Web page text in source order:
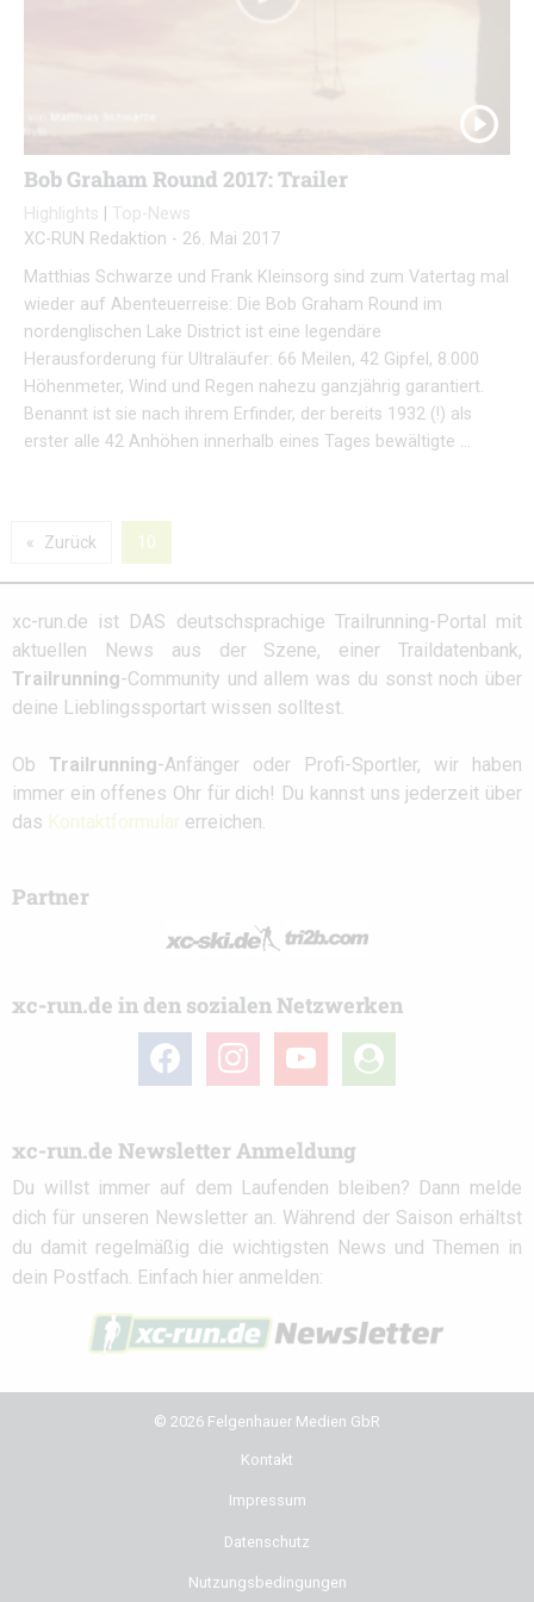
Bob Graham Round 2017: Trailer
Highlights
Top-News
XC-RUN Redaktion - 26. Mai 2017
Matthias Schwarze und Frank Kleinsorg sind zum Vatertag mal
wieder auf Abenteuerreise: Die Bob Graham Round im
nordenglischen Lake District ist eine legendäre
Herausforderung für Ultraläufer: 66 Meilen, 42 Gipfel, 8.000
Höhenmeter, Wind und Regen nahezu ganzjährig garantiert.
Benannt ist sie nach ihrem Erfinder, der bereits 1932 (!) als
erster alle 42 Anhöhen innerhalb eines Tages bewältigte …
Zurück 10
xc-run.de ist DAS deutschsprachige Trailrunning-Portal mit
aktuellen News aus der Szene, einer Traildatenbank,
Trailrunning-Community und allem was du sonst noch über
deine Lieblingssportart wissen solltest.
Ob Trailrunning-Anfänger oder Profi-Sportler, wir haben
immer ein offenes Ohr für dich! Du kannst uns jederzeit über
das Kontaktformular erreichen.
Partner
xc-run.de in den sozialen Netzwerken
facebook instagram youtube
user-
circle
xc-run.de Newsletter Anmeldung
Du willst immer auf dem Laufenden bleiben? Dann melde
dich für unseren Newsletter an. Während der Saison erhältst
du damit regelmäßig die wichtigsten News und Themen in
dein Postfach. Einfach hier anmelden:
© 2026 Felgenhauer Medien GbR
Kontakt
Impressum
Datenschutz
Nutzungsbedingungen